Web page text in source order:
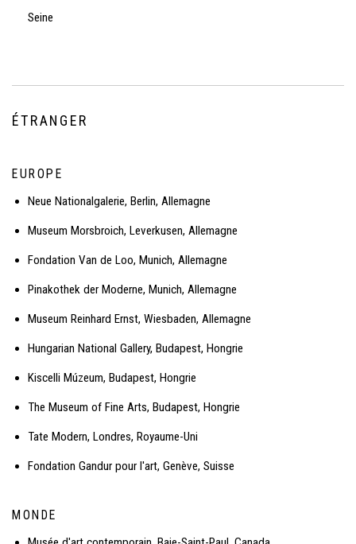
Seine
ÉTRANGER
EUROPE
Neue Nationalgalerie, Berlin, Allemagne
Museum Morsbroich, Leverkusen, Allemagne
Fondation Van de Loo, Munich, Allemagne
Pinakothek der Moderne, Munich, Allemagne
Museum Reinhard Ernst, Wiesbaden, Allemagne
Hungarian National Gallery, Budapest, Hongrie
Kiscelli Múzeum, Budapest, Hongrie
The Museum of Fine Arts, Budapest, Hongrie
Tate Modern, Londres, Royaume-Uni
Fondation Gandur pour l'art, Genève, Suisse
MONDE